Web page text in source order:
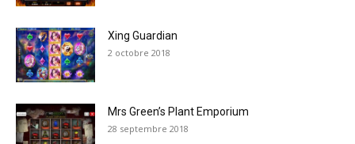
Xing Guardian
2 octobre 2018
Mrs Green’s Plant Emporium
28 septembre 2018